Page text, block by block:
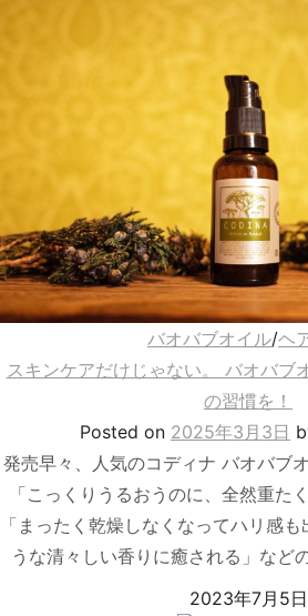
バオバブオイル/ヘ
スキンケアだけじゃない。 バオバブ
の習慣を！
Posted on 2025年3月3日
発売早々、人気のコディナ バオバブ
「こっくりうるおうのに、全然重た
「まったく乾燥しなくなってハリ感
うな清々しい香りに癒される」など
2023年7月5日